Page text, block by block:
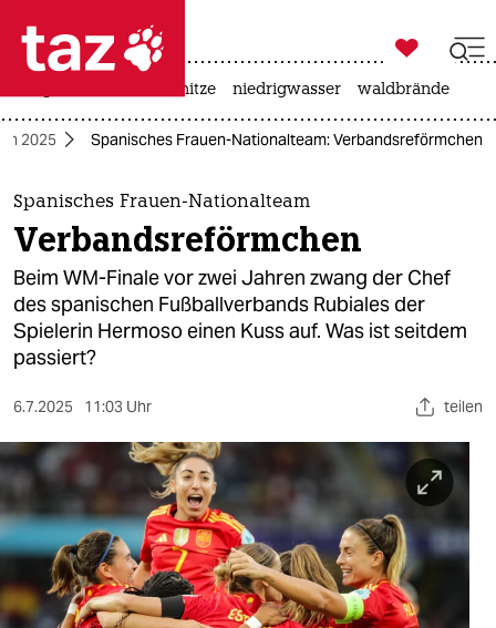
 taz zahl ich
taz zahl ich
themen
politik
öko
gesellschaft
kultur
sport
berlin
nord
wahrheit

taz zahl ich
hitze niedrigwasser waldbrände
2025 Spanisches Frauen-Nationalteam: Verbandsreförmchen
Spanisches Frauen-Nationalteam
Verbandsreförmchen
Beim WM-Finale vor zwei Jahren zwang der Chef
des spanischen Fußballverbands Rubiales der
Spielerin Hermoso einen Kuss auf. Was ist seitdem
passiert?
6.7.2025 11:03 Uhr teilen